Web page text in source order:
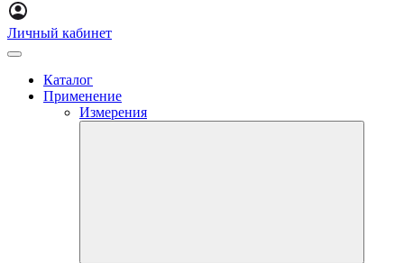
Личный кабинет
Каталог
Применение
Измерения